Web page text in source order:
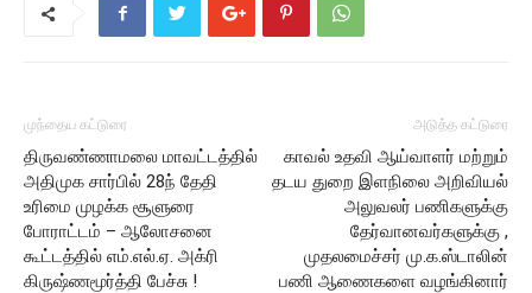
முந்தைய கட்டுரை
திருவண்ணாமலை மாவட்டத்தில்
அதிமுக சார்பில் 28ந் தேதி
உரிமை முழக்க சூளுரை
போராட்டம் – ஆலோசனை
கூட்டத்தில் எம்.எல்.ஏ. அக்ரி
கிருஷ்ணமூர்த்தி பேச்சு !
அடுத்த கட்டுரை
காவல் உதவி ஆய்வாளர் மற்றும்
தடய துறை இளநிலை அறிவியல்
அலுவலர் பணிகளுக்கு
தேர்வானவர்களுக்கு ,
முதலமைச்சர் மு.க.ஸ்டாலின்
பணி ஆணைகளை வழங்கினார்